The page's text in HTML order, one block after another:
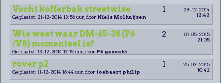
Vocht kofferbak streetwise 1
28-12-2014
18:48
Geplaatst: 21-12-2014 13:56 uur, door Niels Molhuijsen
Wie weet waar DM-65-38 (P6
/V8) momenteel is?
2
01-05-2015
21:05
Geplaatst: 13-12-2014 17:19 uur, door P6 gezocht
rover p2 1
25-03-2015
10:42
Geplaatst: 11-12-2014 16:44 uur, door toebaert philip